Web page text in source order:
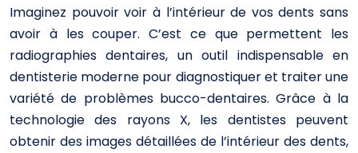
Imaginez pouvoir voir à l’intérieur de vos dents sans
avoir à les couper. C’est ce que permettent les
radiographies dentaires, un outil indispensable en
dentisterie moderne pour diagnostiquer et traiter une
variété de problèmes bucco-dentaires. Grâce à la
technologie des rayons X, les dentistes peuvent
obtenir des images détaillées de l’intérieur des dents,